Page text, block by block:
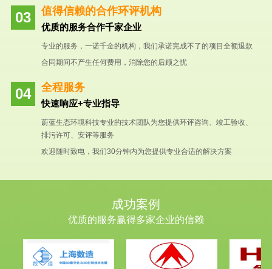
值得信赖的合作环评机构
优质的服务合作千家企业
专业的服务，一诺千金的机构，我们承诺完成不了的项目全额退款
合同期间不产生任何费用，消除您的后顾之忧
全程服务
快速响应+专业指导
蔚蓝生态环境科技专业的技术团队为您提供环评咨询、竣工验收、
排污许可、安评等服务
欢迎随时致电，我们30分钟内为您提供专业合适的解决方案
成功案例
优质的服务赢得多家企业的信赖